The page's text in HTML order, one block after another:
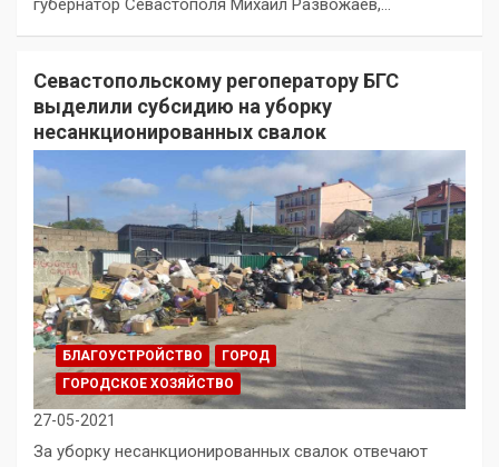
губернатор Севастополя Михаил Развожаев,…
Севастопольскому регоператору БГС
выделили субсидию на уборку
несанкционированных свалок
БЛАГОУСТРОЙСТВО
ГОРОД
ГОРОДСКОЕ ХОЗЯЙСТВО
27-05-2021
За уборку несанкционированных свалок отвечают